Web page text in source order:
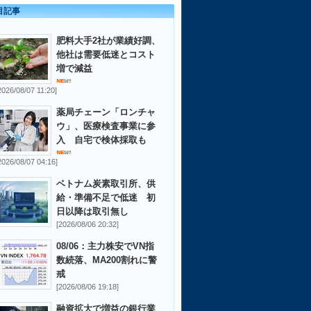
記事
肥料大手2社が業績好調、
他社は需要低迷とコスト
増で減益
08/07 11:20]
薬局チェーン「ロンチャ
ウ」、医療検査事業に参
入 自宅で検体採取も
08/07 04:16]
ベトナム炭素取引所、供
給・準備不足で低迷 初
日以降は取引無し
[2026/08/06 20:32]
08/06：主力株安でVN指
数続落、MA200割れに警
戒
[2026/08/06 19:18]
融資拡大で増益の銀行業